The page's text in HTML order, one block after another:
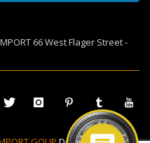
66 West Flager Street -